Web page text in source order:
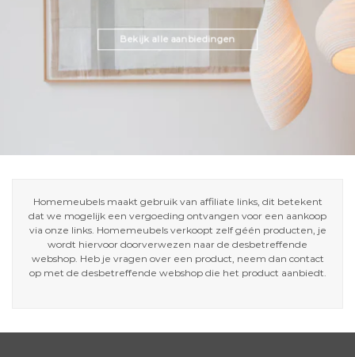
Bekijk alle aanbiedingen
Homemeubels maakt gebruik van affiliate links, dit betekent
dat we mogelijk een vergoeding ontvangen voor een aankoop
via onze links. Homemeubels verkoopt zelf géén producten, je
wordt hiervoor doorverwezen naar de desbetreffende
webshop. Heb je vragen over een product, neem dan contact
op met de desbetreffende webshop die het product aanbiedt.